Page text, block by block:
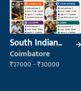
South Indian
Cook
Coimbatore
₹27000 - ₹30000